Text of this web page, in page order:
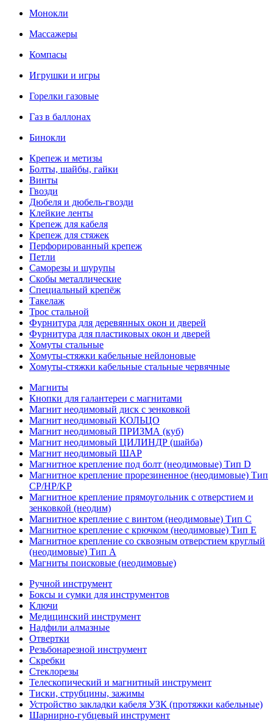
Монокли
Массажеры
Компасы
Игрушки и игры
Горелки газовые
Газ в баллонах
Бинокли
Крепеж и метизы
Болты, шайбы, гайки
Винты
Гвозди
Дюбеля и дюбель-гвозди
Клейкие ленты
Крепеж для кабеля
Крепеж для стяжек
Перфорированный крепеж
Петли
Саморезы и шурупы
Скобы металлические
Специальный крепёж
Такелаж
Трос стальной
Фурнитура для деревянных окон и дверей
Фурнитура для пластиковых окон и дверей
Хомуты стальные
Хомуты-стяжки кабельные нейлоновые
Хомуты-стяжки кабельные стальные червячные
Магниты
Кнопки для галантереи с магнитами
Магнит неодимовый диск с зенковкой
Магнит неодимовый КОЛЬЦО
Магнит неодимовый ПРИЗМА (куб)
Магнит неодимовый ЦИЛИНДР (шайба)
Магнит неодимовый ШАР
Магнитное крепление под болт (неодимовые) Тип D
Магнитное крепление прорезиненное (неодимовые) Тип
CP/HP/KP
Магнитное крепление прямоугольник с отверстием и
зенковкой (неодим)
Магнитное крепление с винтом (неодимовые) Тип С
Магнитное крепление с крючком (неодимовые) Тип Е
Магнитное крепление со сквозным отверстием круглый
(неодимовые) Тип А
Магниты поисковые (неодимовые)
Ручной инструмент
Боксы и сумки для инструментов
Ключи
Медицинский инструмент
Надфили алмазные
Отвертки
Резьбонарезной инструмент
Скребки
Стеклорезы
Телескопический и магнитный инструмент
Тиски, струбцины, зажимы
Устройство закладки кабеля УЗК (протяжки кабельные)
Шарнирно-губцевый инструмент